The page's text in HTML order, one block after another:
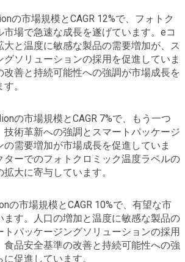
の市場規模とCAGR 12%で、フォトク
市場で急速な成長を遂げています。eコ
大と温度に敏感な製品の需要増加が、ス
ソリューションの採用を促進していま
改善と持続可能性への強調が市場成長を
。
の市場規模とCAGR 7%で、もう一つ
技術革新への強調とスマートパッケージ
の需要増加が市場成長を促進していま
ターでのフォトクロミック温度ラベルの
大に寄与しています。
の市場規模とCAGR 10%で、有望な市
ます。人口の増加と温度に敏感な製品の
トパッケージングソリューションの採用
食品安全基準の改善と持続可能性への強
促進しています。